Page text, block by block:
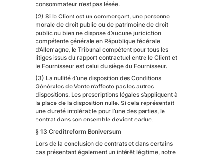
consommateur n’est pas lésée.
(2) Si le Client est un commerçant, une personne
morale de droit public ou de patrimoine de droit
public ou bien ne dispose d’aucune juridiction
compétente générale en République fédérale
d’Allemagne, le Tribunal compétent pour tous les
litiges issus du rapport contractuel entre le Client et
le Fournisseur est celui du siège du Fournisseur.
(3) La nullité d’une disposition des Conditions
Générales de Vente n’affecte pas les autres
dispositions. Les prescriptions légales s’appliquent à
la place de la disposition nulle. Si cela représentait
une dureté intolérable pour l’une des parties, le
contrat dans son ensemble devient caduc.
§ 13 Creditreform Boniversum
Lors de la conclusion de contrats et dans certains
cas présentant également un intérêt légitime, notre